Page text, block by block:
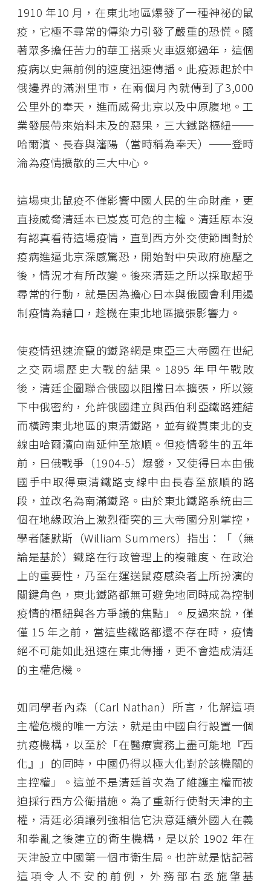
1910 年10 月，在東北地區爆發了一種神祕的鼠
疫，它極不尋常的傳染力引發了嚴重的恐慌。隨
著眾多擔任苦力的華工搭乘火車返鄉過年，這個
疫病以史無前例的速度迅速傳播。此疫源起於中
俄邊界的滿洲里市，在兩個月內就傳到了3,000
公里外的奉天，進而威脅北京以及中原腹地。工
業發展帶來始料未及的惡果，三大鐵路樞紐──
哈爾濱、長春與瀋陽（當時稱為奉天）──登時
淪為疫情擴散的三大中心。
這場東北鼠疫不僅影響中國人民的生命財產，更
直接威脅清廷本已岌岌可危的主權。清廷原本沒
有認真看待這場疫情，直到西方外交使節團對於
疫病進逼北京深感驚恐，開始對中央政府施壓之
後，情況才有所改變。後來清廷之所以採取超乎
尋常的行動，就是因為擔心日本與俄國會利用遏
制疫情為藉口，趁機在東北地區擴張影響力。
使疫情迅速流竄的鐵路網是東亞三大帝國在世紀
之交兩場歷史大戰的結果。1895 年甲午戰敗
後，清廷企圖聯合俄國以阻擋日本擴張，所以簽
下中俄密約，允許俄國建立與西伯利亞鐵路連結
而橫跨東北地區的東清鐵路，並有縱貫東北的支
線由哈爾濱向南延伸至旅順。但疫情發生的五年
前，日俄戰爭（1904-5）爆發，又使得日本由俄
國手中取得東清鐵路支線中由長春至旅順的路
段，並改名為南滿鐵路。由於東北鐵路系統由三
個在地緣政治上激烈衝突的三大帝國分別掌控，
學者薩默斯（William Summers）指出：「（無
論是基於）鐵路在行政管理上的複雜度、在政治
上的重要性，乃至在運送鼠疫感染者上所扮演的
關鍵角色，東北鐵路都無可避免地同時成為控制
疫情的樞紐與各方爭議的焦點」。反過來說，僅
僅 15 年之前，當這些鐵路都還不存在時，疫情
絕不可能如此迅速在東北傳播，更不會造成清廷
的主權危機。
如同學者內森（Carl Nathan）所言，化解這項
主權危機的唯一方法，就是由中國自行設置一個
抗疫機構，以至於「在醫療實務上盡可能地『西
化』」的同時，中國仍得以極大化對於該機關的
主控權」。這並不是清廷首次為了維護主權而被
迫採行西方公衛措施。為了重新行使對天津的主
權，清廷必須讓列強相信它決意延續外國人在義
和拳亂之後建立的衛生機構，是以於 1902 年在
天津設立中國第一個市衛生局。也許就是惦記著
這項令人不安的前例，外務部右丞施肇基